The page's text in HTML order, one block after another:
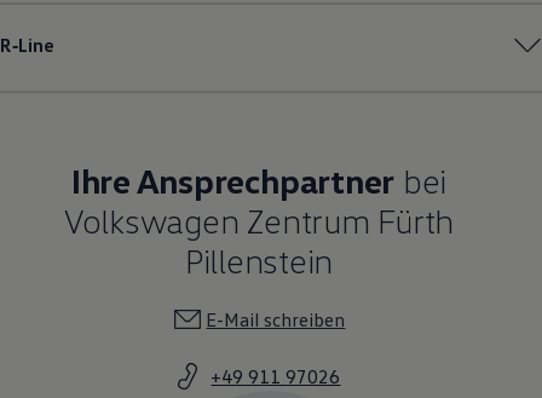
R‑Line
Ihre Ansprechpartner bei
Volkswagen Zentrum Fürth
Pillenstein
E-Mail schreiben
+49 911 97026